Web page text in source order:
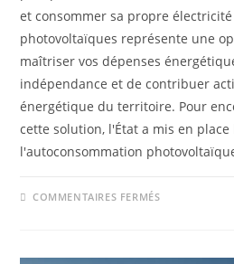
et consommer sa propre
photovoltaïques représente une
maîtriser vos dépenses
indépendance et de contribuer
énergétique du territoire. Pour
cette solution, l'État a mis en
l'autoconsommation
COMMENTAIRES FERMÉS